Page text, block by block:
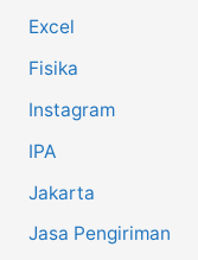
Excel
Fisika
Instagram
IPA
Jakarta
Jasa Pengiriman